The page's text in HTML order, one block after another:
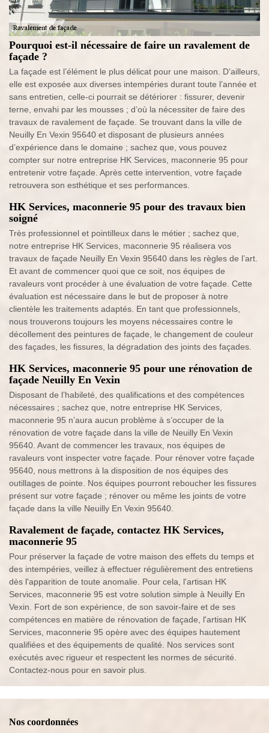
Pourquoi est-il nécessaire de faire un ravalement de
façade ?
La façade est l’élément le plus délicat pour une maison. D’ailleurs,
elle est exposée aux diverses intempéries durant toute l’année et
sans entretien, celle-ci pourrait se détériorer : fissurer, devenir
terne, envahi par les mousses ; d’où la nécessiter de faire des
travaux de ravalement de façade. Se trouvant dans la ville de
Neuilly En Vexin 95640 et disposant de plusieurs années
d’expérience dans le domaine ; sachez que, vous pouvez
compter sur notre entreprise HK Services, maconnerie 95 pour
entretenir votre façade. Après cette intervention, votre façade
retrouvera son esthétique et ses performances.
HK Services, maconnerie 95 pour des travaux bien
soigné
Très professionnel et pointilleux dans le métier ; sachez que,
notre entreprise HK Services, maconnerie 95 réalisera vos
travaux de façade Neuilly En Vexin 95640 dans les règles de l’art.
Et avant de commencer quoi que ce soit, nos équipes de
ravaleurs vont procéder à une évaluation de votre façade. Cette
évaluation est nécessaire dans le but de proposer à notre
clientèle les traitements adaptés. En tant que professionnels,
nous trouverons toujours les moyens nécessaires contre le
décollement des peintures de façade, le changement de couleur
des façades, les fissures, la dégradation des joints des façades.
HK Services, maconnerie 95 pour une rénovation de
façade Neuilly En Vexin
Disposant de l’habileté, des qualifications et des compétences
nécessaires ; sachez que, notre entreprise HK Services,
maconnerie 95 n’aura aucun problème à s’occuper de la
rénovation de votre façade dans la ville de Neuilly En Vexin
95640. Avant de commencer les travaux, nos équipes de
ravaleurs vont inspecter votre façade. Pour rénover votre façade
95640, nous mettrons à la disposition de nos équipes des
outillages de pointe. Nos équipes pourront reboucher les fissures
présent sur votre façade ; rénover ou même les joints de votre
façade dans la ville Neuilly En Vexin 95640.
Ravalement de façade, contactez HK Services,
maconnerie 95
Pour préserver la façade de votre maison des effets du temps et
des intempéries, veillez à effectuer régulièrement des entretiens
dès l'apparition de toute anomalie. Pour cela, l'artisan HK
Services, maconnerie 95 est votre solution simple à Neuilly En
Vexin. Fort de son expérience, de son savoir-faire et de ses
compétences en matière de rénovation de façade, l'artisan HK
Services, maconnerie 95 opère avec des équipes hautement
qualifiées et des équipements de qualité. Nos services sont
exécutés avec rigueur et respectent les normes de sécurité.
Contactez-nous pour en savoir plus.
Nos coordonnées